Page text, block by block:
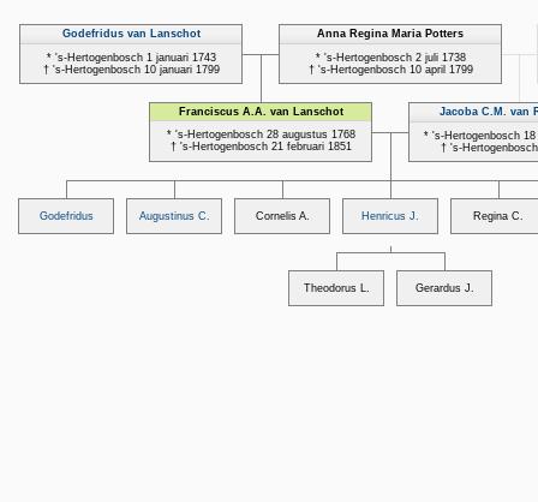
Godefridus van Lanschot
* 's-Hertogenbosch 1 januari 1743
† 's-Hertogenbosch 10 januari 1799
Anna Regina Maria Potters
* 's-Hertogenbosch 2 juli 1738
† 's-Hertogenbosch 10 april 1799
Franciscus A.A. van Lanschot
* 's-Hertogenbosch 28 augustus 1768
† 's-Hertogenbosch 21 februari 1851
Jacoba C.M. van
* 's-Hertogenbosch
† 's-
Godefridus Augustinus C. Cornelis A. Henricus J. Regina C.
Theodorus L. Gerardus J.